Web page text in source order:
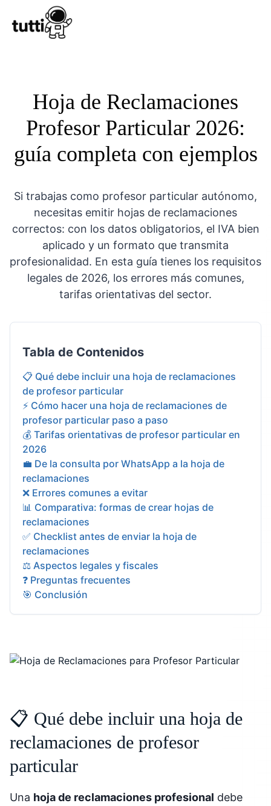
Hoja de Reclamaciones
Profesor Particular 2026:
guía completa con ejemplos
Si trabajas como profesor particular autónomo,
necesitas emitir hojas de reclamaciones
correctos: con los datos obligatorios, el IVA bien
aplicado y un formato que transmita
profesionalidad. En esta guía tienes los requisitos
legales de 2026, los errores más comunes,
tarifas orientativas del sector.
Tabla de Contenidos
📋 Qué debe incluir una hoja de reclamaciones
de profesor particular
⚡ Cómo hacer una hoja de reclamaciones de
profesor particular paso a paso
💰 Tarifas orientativas de profesor particular en
2026
💼 De la consulta por WhatsApp a la hoja de
reclamaciones
❌ Errores comunes a evitar
📊 Comparativa: formas de crear hojas de
reclamaciones
✅ Checklist antes de enviar la hoja de
reclamaciones
⚖️ Aspectos legales y fiscales
❓ Preguntas frecuentes
🎯 Conclusión
📋 Qué debe incluir una hoja de
reclamaciones de profesor
particular
Una hoja de reclamaciones profesional debe